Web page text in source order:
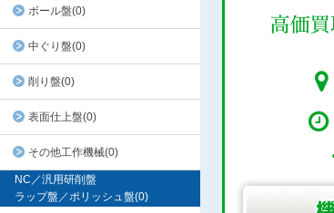
ボール盤(0)
中ぐり盤(0)
削り盤(0)
表面仕上盤(0)
その他工作機械(0)
NC／汎用研削盤
ラップ盤／ポリッシュ盤(0)